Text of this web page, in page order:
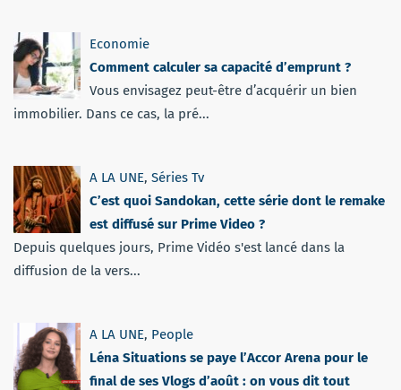
Economie
Comment calculer sa capacité d’emprunt ?
Vous envisagez peut-être d’acquérir un bien
immobilier. Dans ce cas, la pré...
A LA UNE, Séries Tv
C’est quoi Sandokan, cette série dont le remake
est diffusé sur Prime Video ?
Depuis quelques jours, Prime Vidéo s'est lancé dans la
diffusion de la vers...
A LA UNE, People
Léna Situations se paye l’Accor Arena pour le
final de ses Vlogs d’août : on vous dit tout